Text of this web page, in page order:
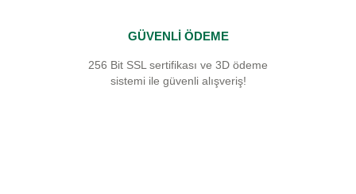
GÜVENLİ ÖDEME
256 Bit SSL sertifikası ve 3D ödeme
sistemi ile güvenli alışveriş!